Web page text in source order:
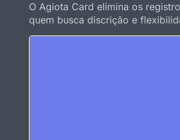
O Agiota Card elimina os
quem busca discrição e